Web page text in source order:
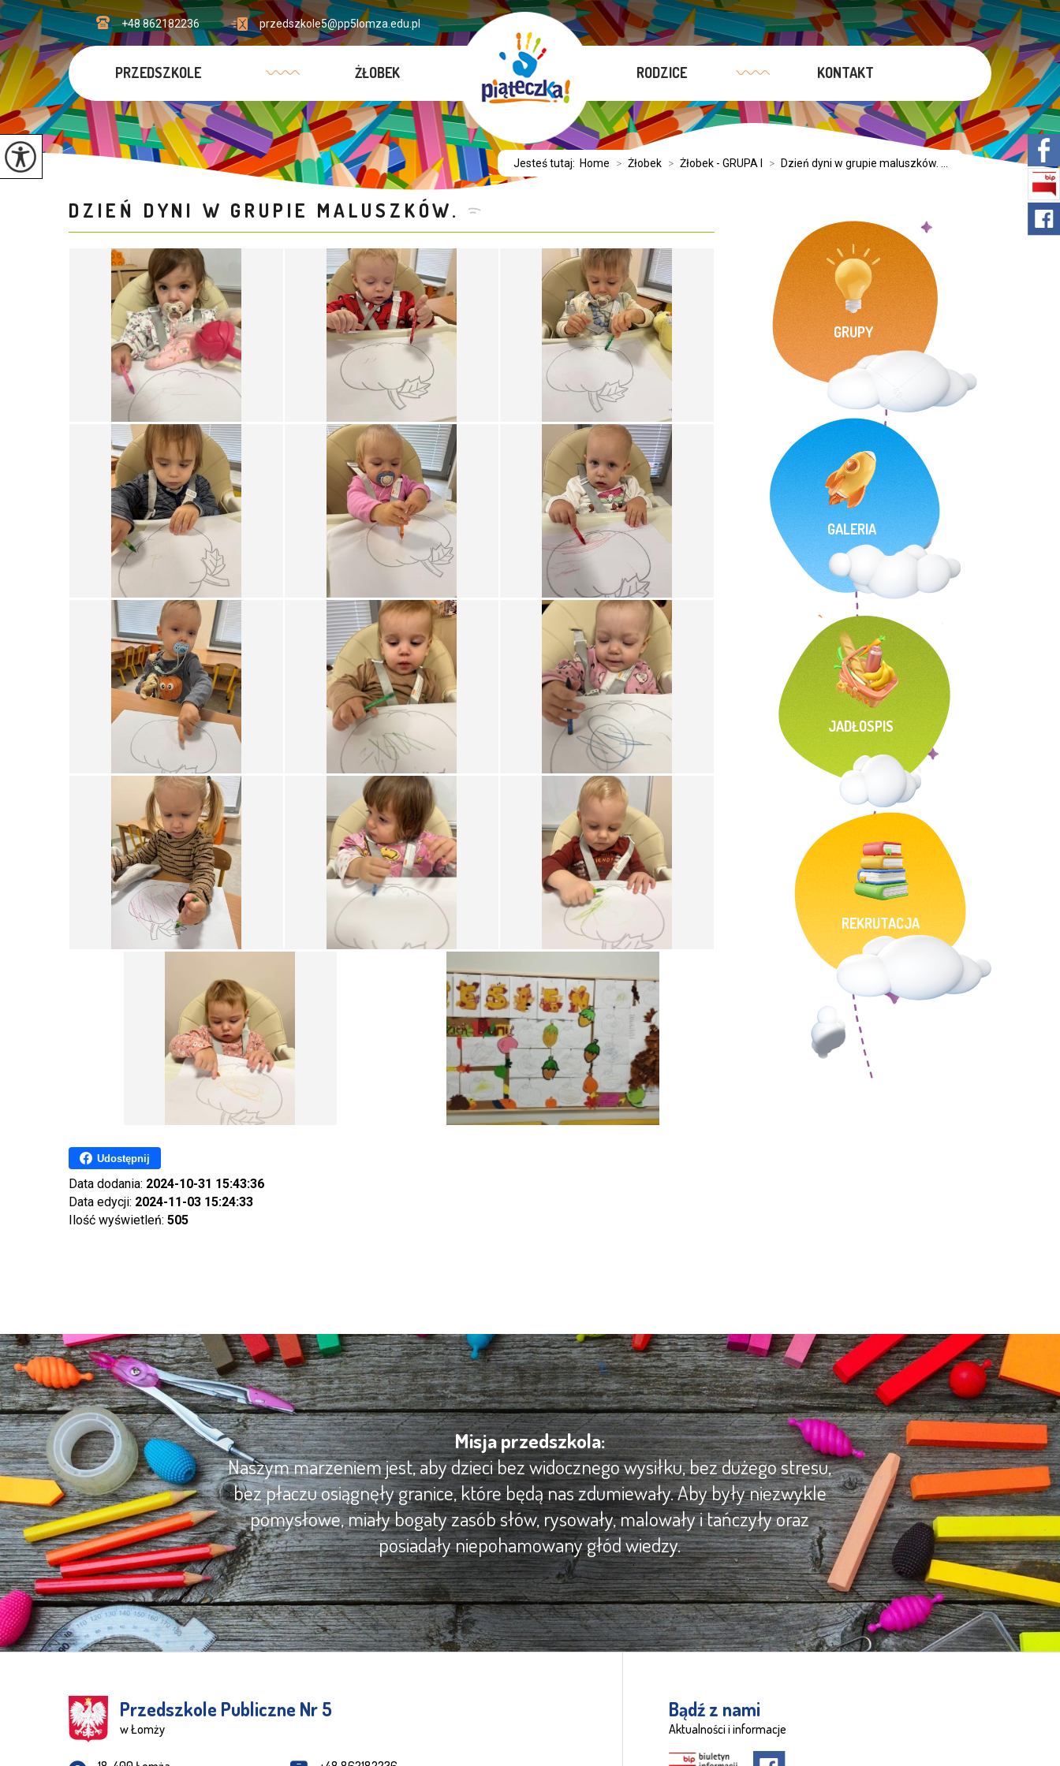
przedszkole5@pp5lomza.edu.pl
+48 862182236
PRZEDSZKOLE ŻŁOBEK RODZICE KONTAKT
Jesteś tutaj: Home > Żłobek > Żłobek - GRUPA I > Dzień dyni w grupie maluszków. ...
DZIEŃ DYNI W GRUPIE MALUSZKÓW.
Udostępnij
Data dodania: 2024-10-31 15:43:36
Data edycji: 2024-11-03 15:24:33
Ilość wyświetleń: 505
GRUPY
GALERIA
JADŁOSPIS
REKRUTACJA
Misja przedszkola:
Naszym marzeniem jest, aby dzieci bez widocznego wysiłku, bez dużego stresu,
bez płaczu osiągnęły granice, które będą nas zdumiewały. Aby były niezwykle
pomysłowe, miały bogaty zasób słów, rysowały, malowały i tańczyły oraz
posiadały niepohamowany głód wiedzy.
Przedszkole Publiczne Nr 5
w Łomży
Bądź z nami
Aktualności i informacje